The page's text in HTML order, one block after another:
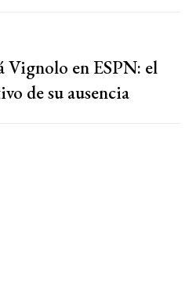
Vignolo en ESPN: el
de su ausencia